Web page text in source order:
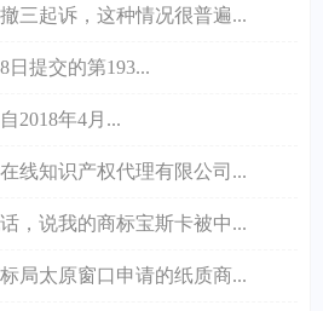
三起诉，这种情况很普遍...
日提交的第193...
2018年4月...
线知识产权代理有限公司...
，说我的商标宝斯卡被中...
局太原窗口申请的纸质商...